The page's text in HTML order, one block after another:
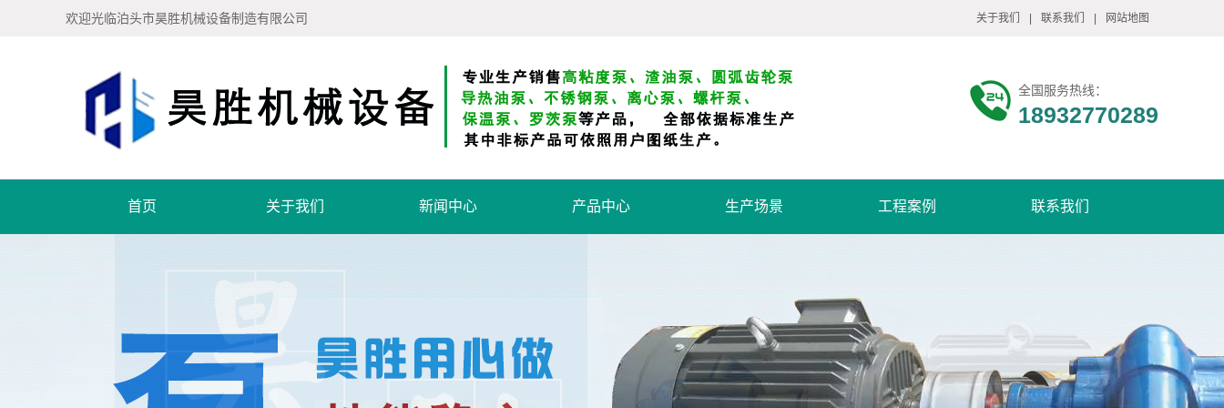
欢迎光临泊头市昊胜机械设备制造有限公司 关于我们 联系我们 网站地图
全国服务热线：
18932770289
首页 关于我们 新闻中心 产品中心 生产场景 工程案例 联系我们